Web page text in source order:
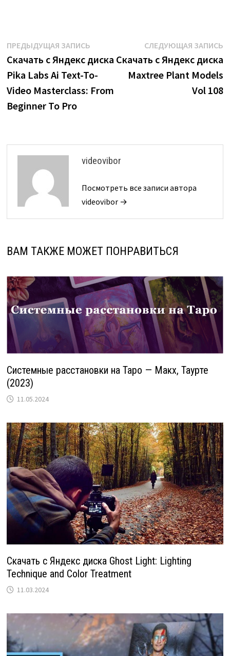
Навигация
по
записям
ПРЕДЫДУЩАЯ ЗАПИСЬПредыдущая
запись:
Скачать с Яндекс диска
Pika Labs Ai Text-To-
Video Masterclass: From
Beginner To Pro
СЛЕДУЮЩАЯ ЗАПИСЬ
Скачать с Яндекс диска
Maxtree Plant Models
Vol 108
videovibor
Посмотреть все записи автора
videovibor →
ВАМ ТАКЖЕ МОЖЕТ ПОНРАВИТЬСЯ
Системные расстановки на Таро — Макх, Таурте
(2023)
11.05.2024
Скачать с Яндекс диска Ghost Light: Lighting
Technique and Color Treatment
11.03.2024